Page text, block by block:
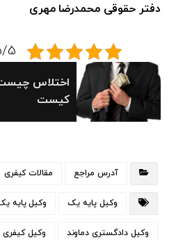
دفتر حقوقی محمدرضا مهری
5/5 - (14
اختلاس چیست
کیست
آدرس مراجع مقالات کیفری
وکیل پایه یک وکیل پایه
وکیل دادگستری دماوند وکیل کیفری